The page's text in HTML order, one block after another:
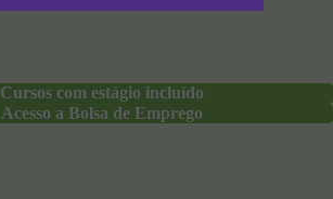
Cursos com estágio incluído
Acesso a Bolsa de Emprego